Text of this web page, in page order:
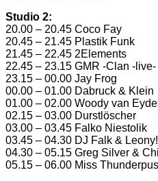
Studio 2:
20.00 – 20.45 Coco Fay
20.45 – 21.45 Plastik Funk
21.45 – 22.45 2Elements
22.45 – 23.15 GMR -Clan -live-
23.15 – 00.00 Jay Frog
00.00 – 01.00 Dabruck & Klein
01.00 – 02.00 Woody van
02.15 – 03.00 Durstlöscher
03.00 – 03.45 Falko Niestolik
03.45 – 04.30 DJ Falk & Leony!
04.30 – 05.15 Greg Silver &
05.15 – 06.00 Miss